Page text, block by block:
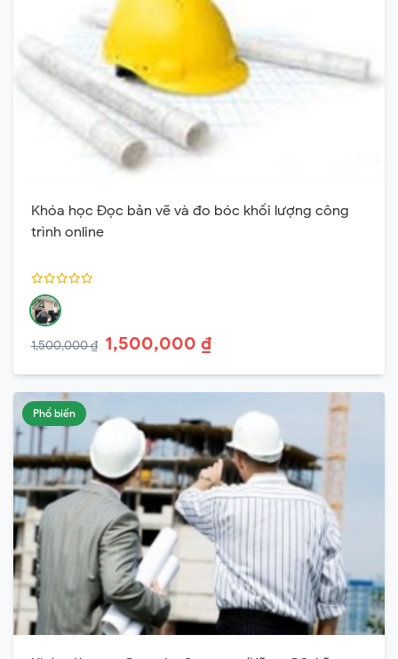
Khóa học Đọc bản vẽ và đo bóc khối lượng công
trình online
1,500,000 ₫ 1,500,000 ₫
Phổ biến